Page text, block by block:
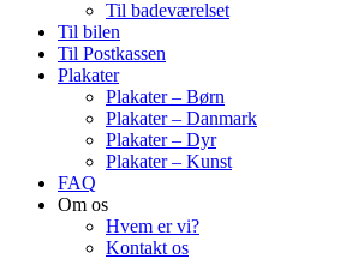
Til badeværelset
Til bilen
Til Postkassen
Plakater
Plakater – Børn
Plakater – Danmark
Plakater – Dyr
Plakater – Kunst
FAQ
Om os
Hvem er vi?
Kontakt os